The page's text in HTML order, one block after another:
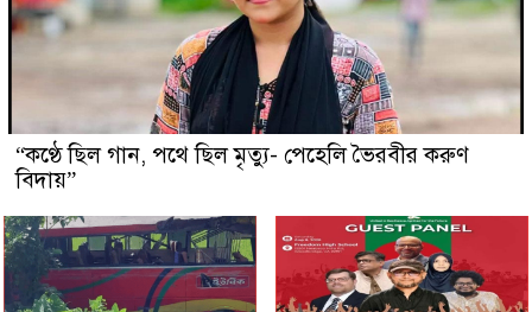
“কণ্ঠে ছিল গান, পথে ছিল মৃত্যু- পেহেলি ভৈরবীর করুণ
বিদায়”